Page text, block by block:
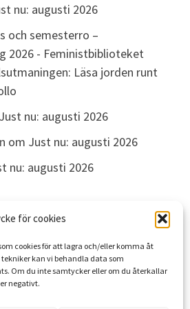
för cookies
cookies för att lagra och/eller komma åt
kan vi behandla data som
Om du inte samtycker eller om du återkallar
negativt.
nu: augusti 2026
och semesterro –
2026 - Feministbiblioteket
Läsa jorden runt
Just nu: augusti 2026
om Just nu: augusti 2026
nu: augusti 2026